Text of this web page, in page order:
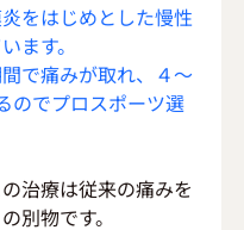
をはじめとした慢性
ます。
で痛みが取れ、４～
のでプロスポーツ選
治療は従来の痛みを
別物です。